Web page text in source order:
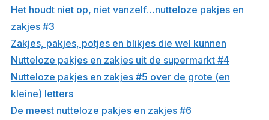
Het houdt niet op, niet vanzelf…nutteloze pakjes en
zakjes #3
Zakjes, pakjes, potjes en blikjes die wel kunnen
Nutteloze pakjes en zakjes uit de supermarkt #4
Nutteloze pakjes en zakjes #5 over de grote (en
kleine) letters
De meest nutteloze pakjes en zakjes #6